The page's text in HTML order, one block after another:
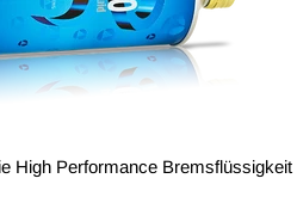
High Performance Bremsflüssigkeit